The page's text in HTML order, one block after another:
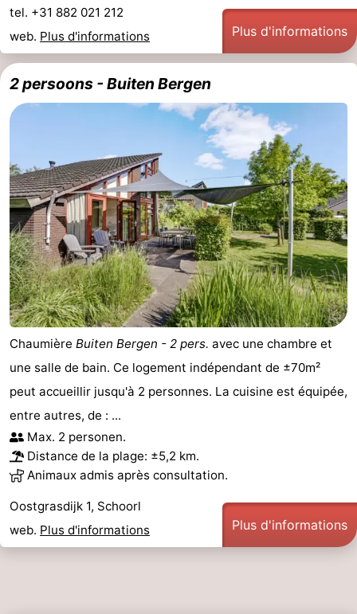
tel. +31 882 021 212
web. Plus d'informations Plus d'informations
2 persoons - Buiten Bergen
Chaumière Buiten Bergen - 2 pers. avec une chambre et
une salle de bain. Ce logement indépendant de ±70m²
peut accueillir jusqu'à 2 personnes. La cuisine est équipée,
entre autres, de : ...
Max. 2 personen.
Distance de la plage: ±5,2 km.
Animaux admis après consultation.
Oostgrasdijk 1, Schoorl
web. Plus d'informations Plus d'informations